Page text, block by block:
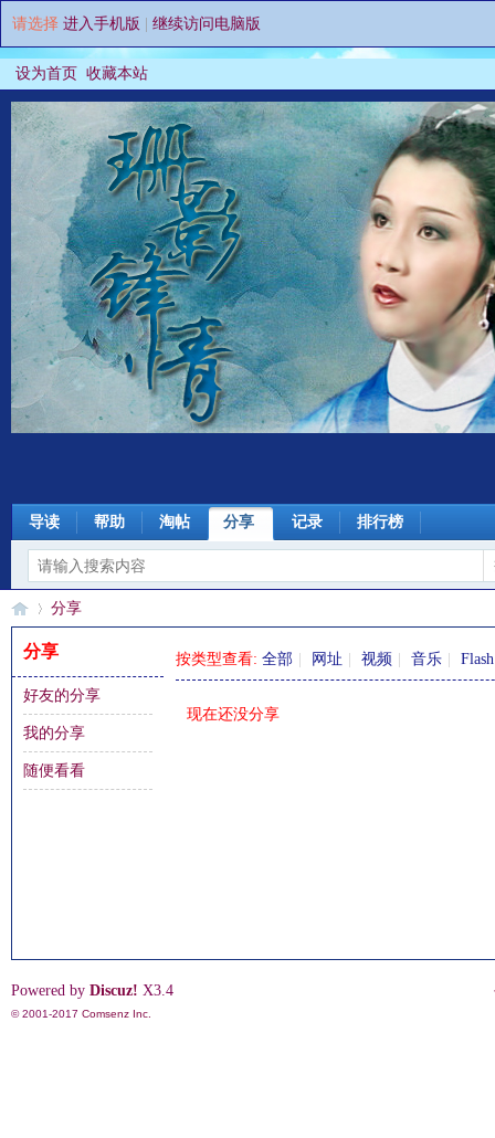
请选择 进入手机版 继续访问电脑版
设为首页 收藏本站
导读 帮助 淘帖 分享 记录 排行榜
›
分享
分享
好友的分享
我的分享
随便看看
按类型查看: 全部 网址 视频 音乐 Flash
现在还没分享
Powered by Discuz! X3.4
© 2001-2017 Comsenz Inc.